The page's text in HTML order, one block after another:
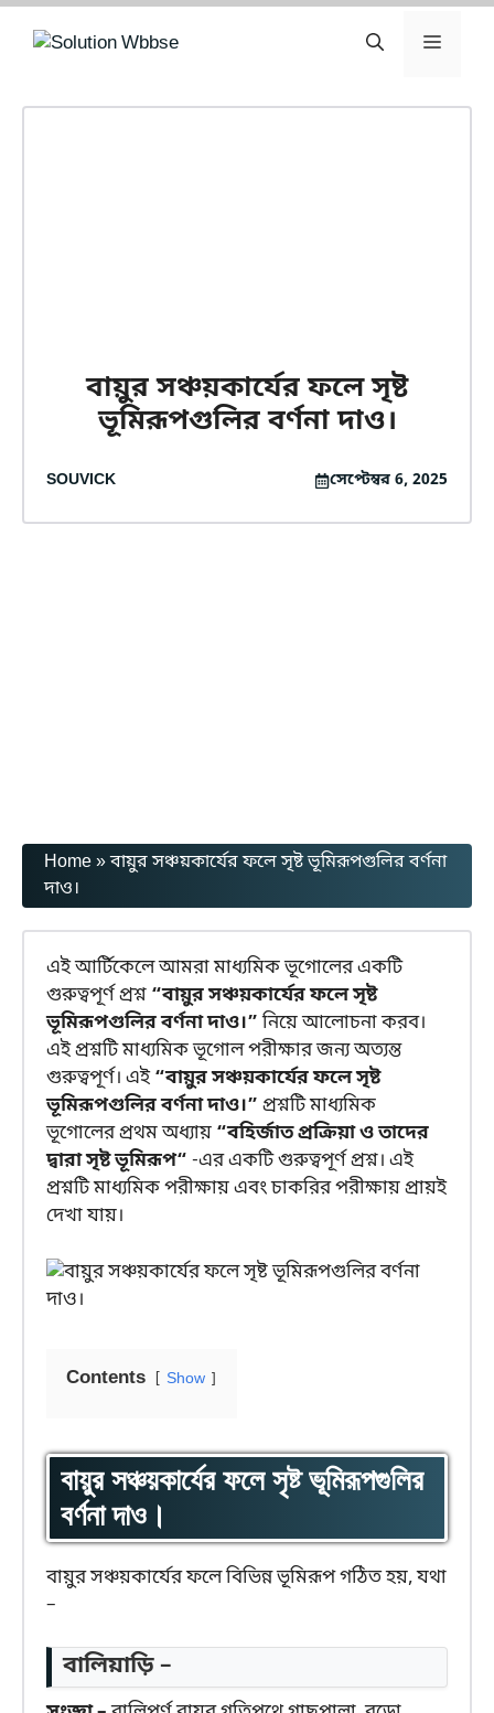
এড়িেয়
লেখায়
মেনু
বায়ুর সঞ্চয়কার্যের ফলে সৃষ্ট
ভূমিরূপগুলির বর্ণনা দাও।
SOUVICK সেপ্টেম্বর 6, 2025
Home»বায়ুর সঞ্চয়কার্যের ফলে সৃষ্ট ভূমিরূপগুলির বর্ণনা
দাও।
এই আর্টিকেলে আমরা মাধ্যমিক ভূগোলের একটি
গুরুত্বপূর্ণ প্রশ্ন “বায়ুর সঞ্চয়কার্যের ফলে সৃষ্ট
ভূমিরূপগুলির বর্ণনা দাও।”নিয়ে আলোচনা করব।
এই প্রশ্নটি মাধ্যমিক ভূগোল পরীক্ষার জন্য অত্যন্ত
গুরুত্বপূর্ণ। এই“বায়ুর সঞ্চয়কার্যের ফলে সৃষ্ট
ভূমিরূপগুলির বর্ণনা দাও।” প্রশ্নটি মাধ্যমিক
ভূগোলের প্রথম অধ্যায় “বহির্জাত প্রক্রিয়া ও তাদের
দ্বারা সৃষ্ট ভূমিরূপ“ -এর একটি গুরুত্বপূর্ণ প্রশ্ন। এই
প্রশ্নটি মাধ্যমিক পরীক্ষায় এবং চাকরির পরীক্ষায় প্রায়ই
দেখা যায়।
Contents Show
বায়ুর সঞ্চয়কার্যের ফলে সৃষ্ট ভূমিরূপগুলির
বর্ণনা দাও।
বায়ুর সঞ্চয়কার্যের ফলে বিভিন্ন ভূমিরূপ গঠিত হয়, যথা
–
বালিয়াড়ি –